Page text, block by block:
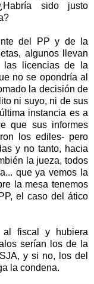
sido justo
del PP y de
la
algunos llevan
licencias de
la
no se opondría al
la decisión de
ni suyo, ni de sus
instancia es a
que sus informes
los ediles- pero
y no tanto, hacia
la jueza, todos
que ya vemos la
la mesa tenemos
el caso del ático
fiscal y hubiera
serían los de la
y si no, los del
la condena.